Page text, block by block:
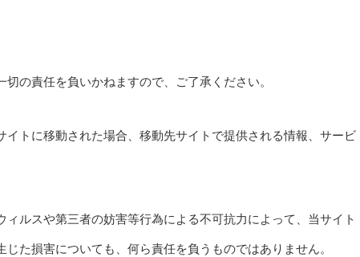
の責任を負いかねますので、ご了承ください。
トに移動された場合、移動先サイトで提供される情報、サービ
ルスや第三者の妨害等行為による不可抗力によって、当サイト
た損害についても、何ら責任を負うものではありません。